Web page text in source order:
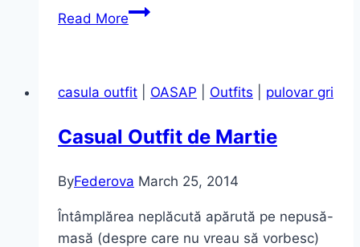
Read MoreMartie
Floral
casula outfit OASAP Outfits pulovar gri
Casual Outfit de Martie
ByFederova March 25, 2014
Întâmplărea neplăcută apărută pe nepusă-
masă (despre care nu vreau să vorbesc)